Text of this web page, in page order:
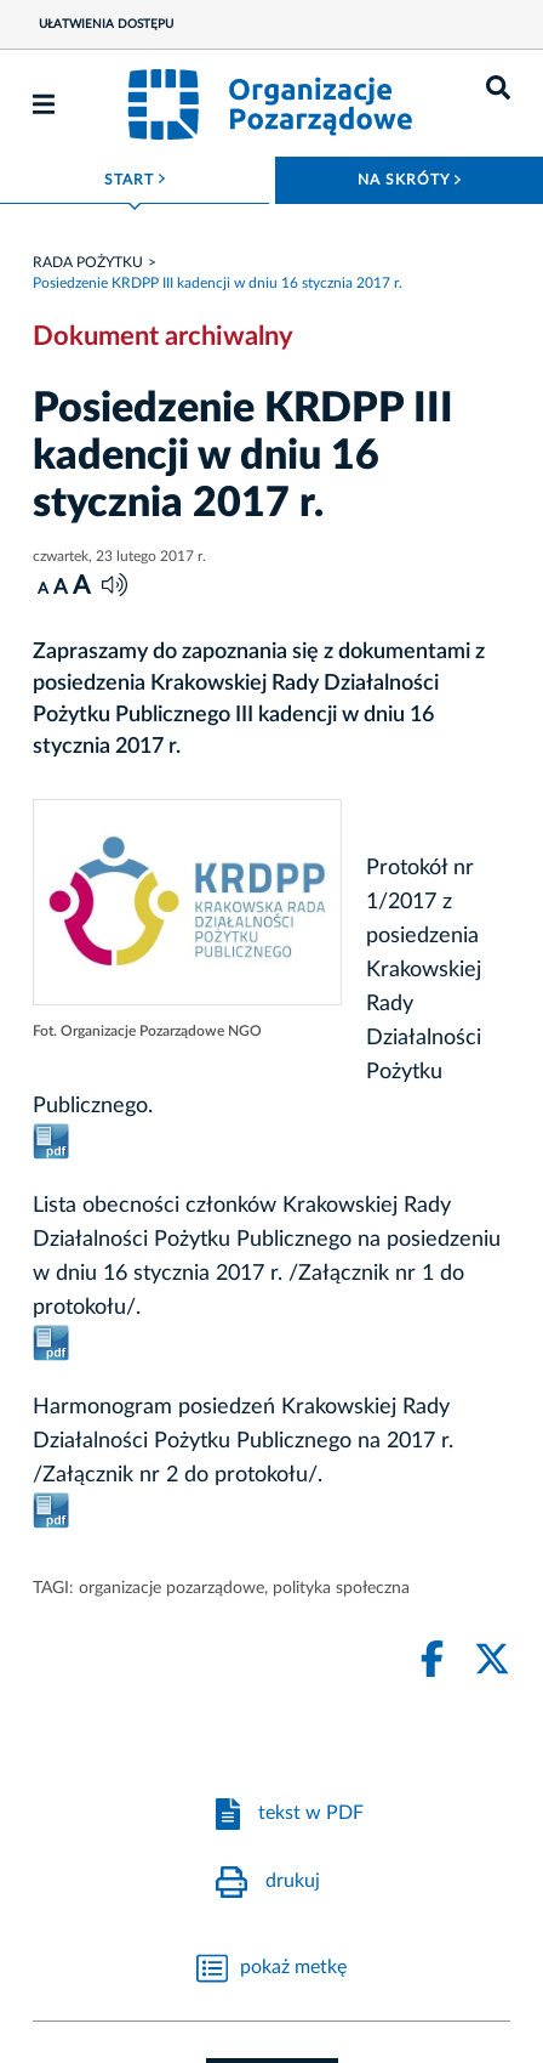
UŁATWIENIA DOSTĘPU
START ROZWIŃ MENU NA SKRÓTY
RADA POŻYTKU
Posiedzenie KRDPP III kadencji w dniu 16 stycznia 2017 r.
Dokument archiwalny
Posiedzenie KRDPP III
kadencji w dniu 16
stycznia 2017 r.
czwartek, 23 lutego 2017 r.
A A A
Zapraszamy do zapoznania się z dokumentami z
posiedzenia Krakowskiej Rady Działalności
Pożytku Publicznego III kadencji w dniu 16
stycznia 2017 r.
Fot. Organizacje Pozarządowe NGO
Protokół nr
1/2017 z
posiedzenia
Krakowskiej
Rady
Działalności
Pożytku
Publicznego.
Lista obecności członków Krakowskiej Rady
Działalności Pożytku Publicznego na posiedzeniu
w dniu 16 stycznia 2017 r. /Załącznik nr 1 do
protokołu/.
Harmonogram posiedzeń Krakowskiej Rady
Działalności Pożytku Publicznego na 2017 r.
/Załącznik nr 2 do protokołu/.
TAGI: organizacje pozarządowe, polityka społeczna
tekst w PDF
drukuj
pokaż metkę